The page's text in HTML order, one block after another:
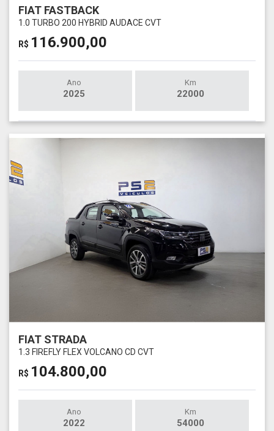
FIAT FASTBACK
1.0 TURBO 200 HYBRID AUDACE CVT
R$ 116.900,00
Ano
2025
Km
22000
FIAT STRADA
1.3 FIREFLY FLEX VOLCANO CD CVT
R$ 104.800,00
Ano
2022
Km
54000